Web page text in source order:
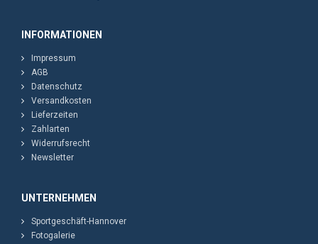
INFORMATIONEN
Impressum
AGB
Datenschutz
Versandkosten
Lieferzeiten
Zahlarten
Widerrufsrecht
Newsletter
UNTERNEHMEN
Sportgeschäft-Hannover
Fotogalerie